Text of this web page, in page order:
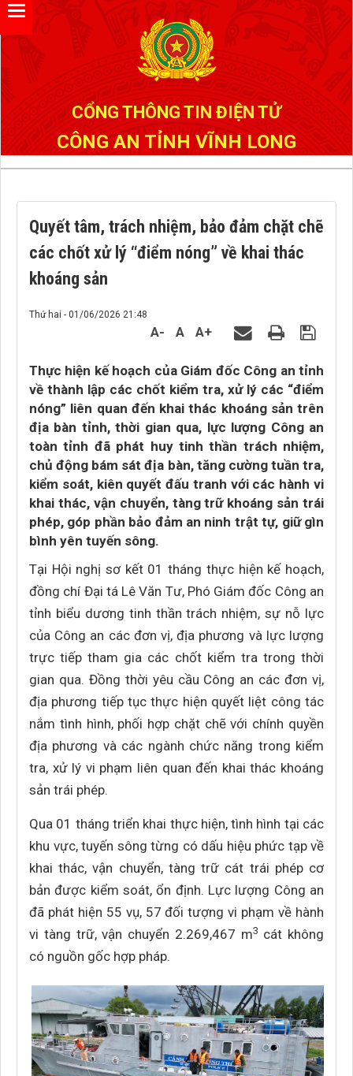
CỔNG THÔNG TIN ĐIỆN TỬ
CÔNG AN TỈNH VĨNH LONG
Quyết tâm, trách nhiệm, bảo đảm chặt chẽ
các chốt xử lý “điểm nóng” về khai thác
khoáng sản
Thứ hai - 01/06/2026 21:48
A- A A+
Thực hiện kế hoạch của Giám đốc Công an tỉnh
về thành lập các chốt kiểm tra, xử lý các “điểm
nóng” liên quan đến khai thác khoáng sản trên
địa bàn tỉnh, thời gian qua, lực lượng Công an
toàn tỉnh đã phát huy tinh thần trách nhiệm,
chủ động bám sát địa bàn, tăng cường tuần tra,
kiểm soát, kiên quyết đấu tranh với các hành vi
khai thác, vận chuyển, tàng trữ khoáng sản trái
phép, góp phần bảo đảm an ninh trật tự, giữ gìn
bình yên tuyến sông.
Tại Hội nghị sơ kết 01 tháng thực hiện kế hoạch,
đồng chí Đại tá Lê Văn Tư, Phó Giám đốc Công an
tỉnh biểu dương tinh thần trách nhiệm, sự nỗ lực
của Công an các đơn vị, địa phương và lực lượng
trực tiếp tham gia các chốt kiểm tra trong thời
gian qua. Đồng thời yêu cầu Công an các đơn vị,
địa phương tiếp tục thực hiện quyết liệt công tác
nắm tình hình, phối hợp chặt chẽ với chính quyền
địa phương và các ngành chức năng trong kiểm
tra, xử lý vi phạm liên quan đến khai thác khoáng
sản trái phép.
Qua 01 tháng triển khai thực hiện, tình hình tại các
khu vực, tuyến sông từng có dấu hiệu phức tạp về
khai thác, vận chuyển, tàng trữ cát trái phép cơ
bản được kiểm soát, ổn định. Lực lượng Công an
đã phát hiện 55 vụ, 57 đối tượng vi phạm về hành
vi tàng trữ, vận chuyển 2.269,467 m3 cát không
có nguồn gốc hợp pháp.